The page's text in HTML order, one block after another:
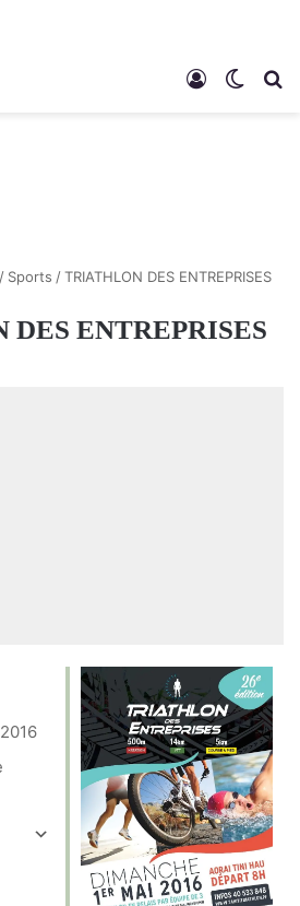
Connexion
/ Sports /TRIATHLON DES ENTREPRISES
ENTREPRISES
2016
Office 365Outlook Live